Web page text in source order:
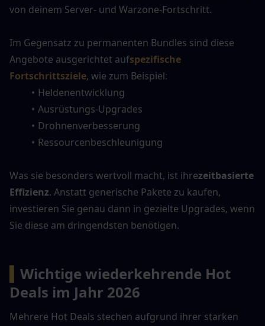
von deinem Server- und Warzone-Fortschritt.
Im Gegensatz zu permanenten Bundles sind diese
Angebote ausgerichtet aufspezifische
Fortschrittsziele, wie zum Beispiel:
Heldenentwicklung
Ausrüstungs-Upgrades
Drohnenverbesserung
Ressourcenbeschleunigung
Was sie besonders wertvoll macht, ist ihrezeitbasierte
Effizienz. Anstatt generische Pakete zu kaufen,
investieren Sie genau dann in gezielte Upgrades, wenn
Sie diese am dringendsten benötigen.
Wichtige wiederkehrende Hot
Deals im Jahr 2026
Mehrere Hot Deals stechen aufgrund ihrer starken